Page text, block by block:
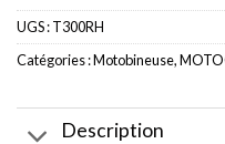
UGS :T300RH
Catégories :Motobineuse,
Description